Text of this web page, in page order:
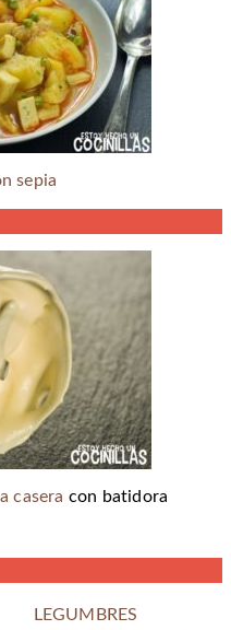
sepia
casera con batidora
LEGUMBRES